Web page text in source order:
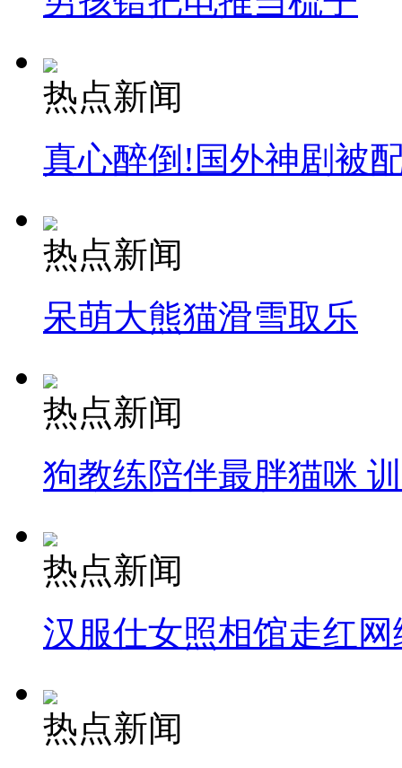
热点新闻
真心醉倒!国外神剧被
热点新闻
呆萌大熊猫滑雪取乐
热点新闻
狗教练陪伴最胖猫咪
热点新闻
汉服仕女照相馆走红网
热点新闻